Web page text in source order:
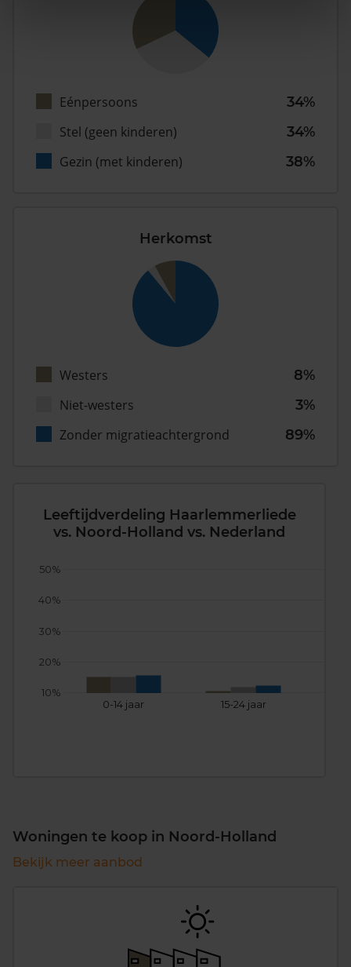
Eénpersoons
34%
Stel (geen kinderen)
34%
Gezin (met kinderen)
38%
Herkomst
Westers
8%
Niet-westers
3%
Zonder migratieachtergrond
89%
Leeftijdverdeling Haarlemmerliede
vs. Noord-Holland vs. Nederland
0-14 jaar 15-24 jaar
10%
20%
30%
40%
50%
Woningen te koop in Noord-Holland
Bekijk meer aanbod